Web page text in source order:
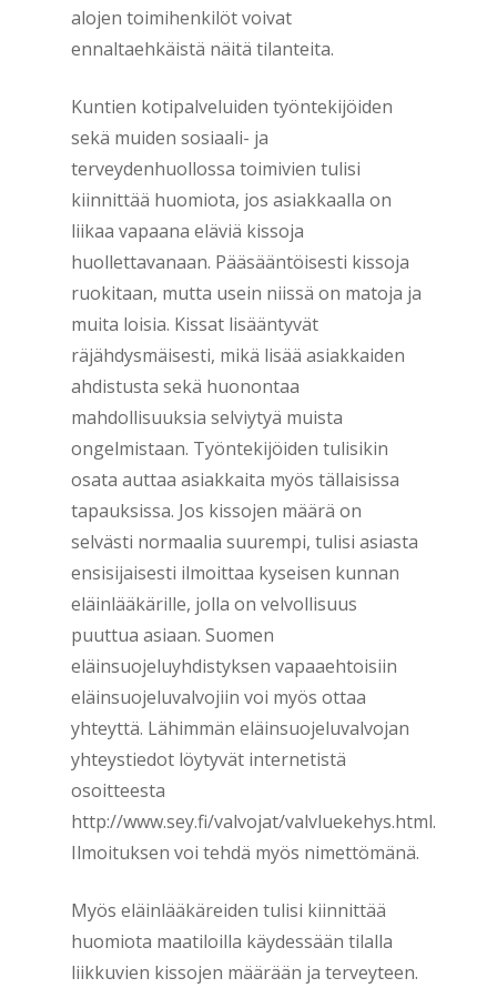
alojen toimihenkilöt voivat
ennaltaehkäistä näitä tilanteita.
Kuntien kotipalveluiden työntekijöiden
sekä muiden sosiaali- ja
terveydenhuollossa toimivien tulisi
kiinnittää huomiota, jos asiakkaalla on
liikaa vapaana eläviä kissoja
huollettavanaan. Pääsääntöisesti kissoja
ruokitaan, mutta usein niissä on matoja ja
muita loisia. Kissat lisääntyvät
räjähdysmäisesti, mikä lisää asiakkaiden
ahdistusta sekä huonontaa
mahdollisuuksia selviytyä muista
ongelmistaan. Työntekijöiden tulisikin
osata auttaa asiakkaita myös tällaisissa
tapauksissa. Jos kissojen määrä on
selvästi normaalia suurempi, tulisi asiasta
ensisijaisesti ilmoittaa kyseisen kunnan
eläinlääkärille, jolla on velvollisuus
puuttua asiaan. Suomen
eläinsuojeluyhdistyksen vapaaehtoisiin
eläinsuojeluvalvojiin voi myös ottaa
yhteyttä. Lähimmän eläinsuojeluvalvojan
yhteystiedot löytyvät internetistä
osoitteesta
http://www.sey.fi/valvojat/valvluekehys.html.
Ilmoituksen voi tehdä myös nimettömänä.
Myös eläinlääkäreiden tulisi kiinnittää
huomiota maatiloilla käydessään tilalla
liikkuvien kissojen määrään ja terveyteen.